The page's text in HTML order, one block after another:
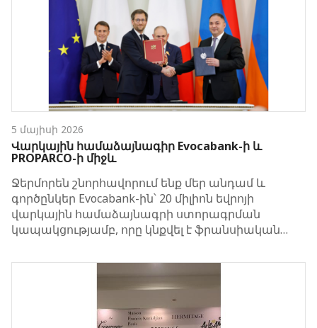
5 մայիսի 2026
Վարկային համաձայնագիր Evocabank-ի և
PROPARCO-ի միջև
Ջերմորեն շնորհավորում ենք մեր անդամ և
գործընկեր Evocabank-ին՝ 20 միլիոն եվրոյի
վարկային համաձայնագրի ստորագրման
կապակցությամբ, որը կնքվել է ֆրանսիական…